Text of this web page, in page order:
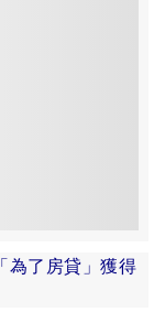
為了房貸」獲得